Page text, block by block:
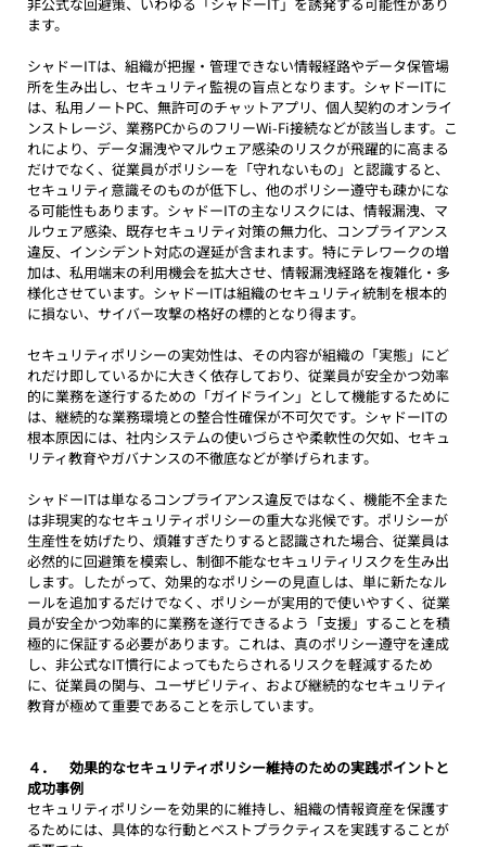
ます。
シャドーITは、組織が把握・管理できない情報経路やデータ保管場
所を生み出し、セキュリティ監視の盲点となります。シャドーITに
は、私用ノートPC、無許可のチャットアプリ、個人契約のオンライ
ンストレージ、業務PCからのフリーWi-Fi接続などが該当します。こ
れにより、データ漏洩やマルウェア感染のリスクが飛躍的に高まる
だけでなく、従業員がポリシーを「守れないもの」と認識すると、
セキュリティ意識そのものが低下し、他のポリシー遵守も疎かにな
る可能性もあります。シャドーITの主なリスクには、情報漏洩、マ
ルウェア感染、既存セキュリティ対策の無力化、コンプライアンス
違反、インシデント対応の遅延が含まれます。特にテレワークの増
加は、私用端末の利用機会を拡大させ、情報漏洩経路を複雑化・多
様化させています。シャドーITは組織のセキュリティ統制を根本的
に損ない、サイバー攻撃の格好の標的となり得ます。
セキュリティポリシーの実効性は、その内容が組織の「実態」にど
れだけ即しているかに大きく依存しており、従業員が安全かつ効率
的に業務を遂行するための「ガイドライン」として機能するために
は、継続的な業務環境との整合性確保が不可欠です。シャドーITの
根本原因には、社内システムの使いづらさや柔軟性の欠如、セキュ
リティ教育やガバナンスの不徹底などが挙げられます。
シャドーITは単なるコンプライアンス違反ではなく、機能不全また
は非現実的なセキュリティポリシーの重大な兆候です。ポリシーが
生産性を妨げたり、煩雑すぎたりすると認識された場合、従業員は
必然的に回避策を模索し、制御不能なセキュリティリスクを生み出
します。したがって、効果的なポリシーの見直しは、単に新たなル
ールを追加するだけでなく、ポリシーが実用的で使いやすく、従業
員が安全かつ効率的に業務を遂行できるよう「支援」することを積
極的に保証する必要があります。これは、真のポリシー遵守を達成
し、非公式なIT慣行によってもたらされるリスクを軽減するため
に、従業員の関与、ユーザビリティ、および継続的なセキュリティ
教育が極めて重要であることを示しています。
４．　効果的なセキュリティポリシー維持のための実践ポイントと
成功事例
セキュリティポリシーを効果的に維持し、組織の情報資産を保護す
るためには、具体的な行動とベストプラクティスを実践することが